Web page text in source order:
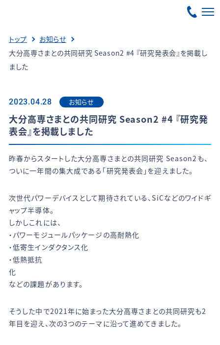
トップ
お知らせ
大分高専さまとの共同研究 Season2 #4 『研究発表会』を掲載し
ました
2023.04.28 お知らせ
大分高専さまとの共同研究 Season2 #4 『研究発
表会』を掲載しました
昨春からスタートした大分高専さまとの共同研究 Season2も、
ついに一年間の集大成である「研究発表会」を迎えました。
次世代パワーデバイスとして期待されている、SiCなどのワイドギ
ャップ半導体。
しかしこれには、
・パワーモジュールパッケージの高耐熱化
・低寄生インダクタンス化
・低熱抵抗
化
などの課題があります。
そうした中で2021年に始まった大分高専さまとの共同研究も2
年目を迎え、次の3つのテーマに沿って進めてきました。